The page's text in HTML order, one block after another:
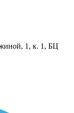
1, к. 1, БЦ